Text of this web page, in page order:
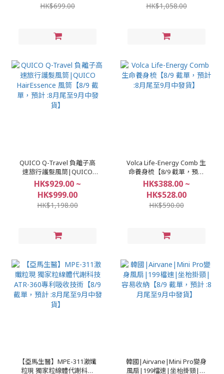
HK$699.00 HK$1,058.00
QUICO Q-Travel 負離子高
速旅行護髮風筒|QUICO
HairEssence 風筒【8/9 截
單，預計 :8月尾至9月中發
貨】
HK$929.00 ~
HK$999.00
HK$1,198.00
Volca Life-Energy Comb 生
命養身梳【8/9 截單，預計
:8月尾至9月中發貨】
HK$388.00 ~
HK$528.00
HK$590.00
【亞馬生醫】MPE-311激孅
粒現 獨家粒線體代謝科技
韓國|Airvane|Mini Pro變身
風扇|199檔速|坐枱掛頸|容